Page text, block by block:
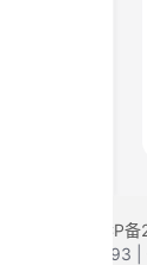
权所有 黔ICP
B1.B2-20200593